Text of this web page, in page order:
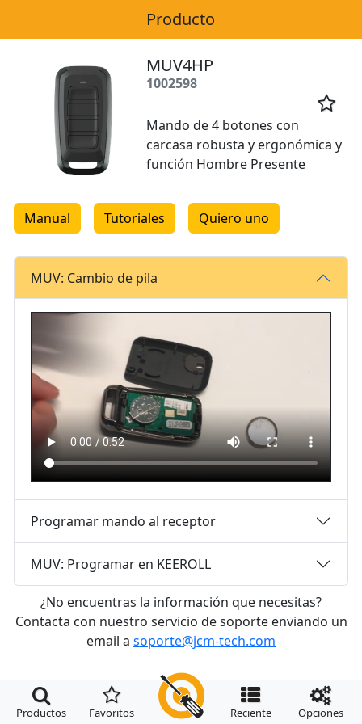
Producto
MUV4HP
1002598

Mando de 4 botones con
carcasa robusta y ergonómica y
función Hombre Presente
Manual Tutoriales Quiero uno
MUV: Cambio de pila
Programar mando al receptor
MUV: Programar en KEEROLL
¿No encuentras la información que necesitas?
Contacta con nuestro servicio de soporte enviando un
email a soporte@jcm-tech.com

Productos

Favoritos

Reciente

Opciones